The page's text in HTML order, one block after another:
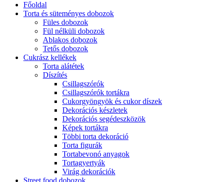
Főoldal
Torta és süteményes dobozok
Füles dobozok
Fül nélküli dobozok
Ablakos dobozok
Tetős dobozok
Cukrász kellékek
Torta alátétek
Díszítés
Csillagszórók
Csillagszórók tortákra
Cukorgyöngyök és cukor díszek
Dekorációs készletek
Dekorációs segédeszközök
Képek tortákra
Többi torta dekoráció
Torta figurák
Tortabevonó anyagok
Tortagyertyák
Virág dekorációk